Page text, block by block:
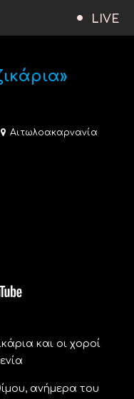
LIVE
Αιτωλοακαρνανία
και οι χοροί
ανήμερα του